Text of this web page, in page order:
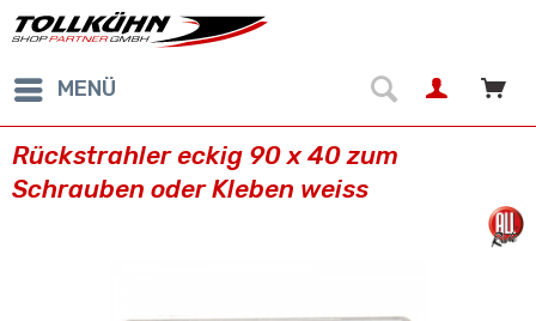
MENÜ
Rückstrahler eckig 90 x 40 zum
Schrauben oder Kleben weiss